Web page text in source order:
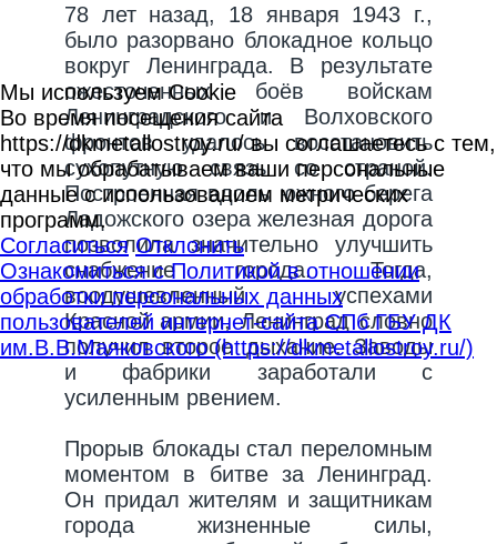
78 лет назад, 18 января 1943 г.,
было разорвано блокадное кольцо
вокруг Ленинграда. В результате
ожесточенных боёв войскам
Ленинградского и Волховского
фронтов удалось восстановить
сухопутную связь со страной.
Построенная вдоль южного берега
Ладожского озера железная дорога
позволила значительно улучшить
снабжение города. Тогда,
воодушевленный успехами
Красной армии, Ленинград словно
получил второе дыхание. Заводы
и фабрики заработали с
усиленным рвением.
Прорыв блокады стал переломным
моментом в битве за Ленинград.
Он придал жителям и защитникам
города жизненные силы,
Мы используем Cookie
Во время посещения сайта
https://dkmetallostroy.ru/ вы соглашаетесь с тем,
что мы обрабатываем ваши персональные
данные с использованием метрических
программ.
Согласиться Отклонить
Ознакомиться с Политикой в отношении
обработки персональных данных
пользователей интернет-сайта СПб ГБУ ДК
им.В.В.Маяковского (https://dkmetallostroy.ru/)